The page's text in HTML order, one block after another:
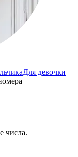
Для девочки
числа.